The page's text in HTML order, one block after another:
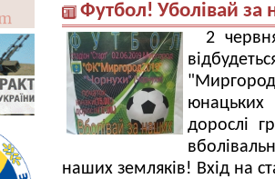
Футбол! Уболівай за
2
дорослі
наших земляків! Вхід на